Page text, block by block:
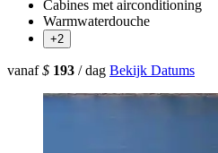
Cabines met airconditioning
Warmwaterdouche
+2
vanaf$ 193 / dag Bekijk Datums